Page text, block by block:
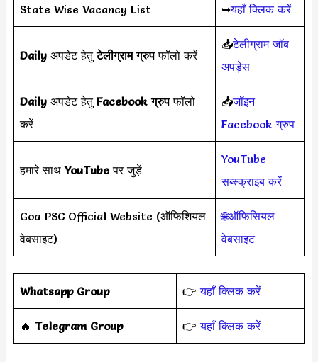
State Wise Vacancy List ➥यहाँ क्लिक करें
Daily अपडेट हेतुटेलीग्राम ग्रुपफॉलो करें
📥टेलीग्राम जॉब
अपड़ेस
Daily अपडेट हेतुFacebook ग्रुपफॉलो
करें
📥जॉइन
Facebook ग्रुप
हमारे साथYouTubeपर जुड़ें
YouTube
सब्स्क्राइब करें
Goa PSC Official Website (ऑफिशियल
वेबसाइट)
🌐ऑफिसियल
वेबसाइट
Whatsapp Group 👉यहाँ क्लिक करें
‎️‍🔥 Telegram Group 👉यहाँ क्लिक करें